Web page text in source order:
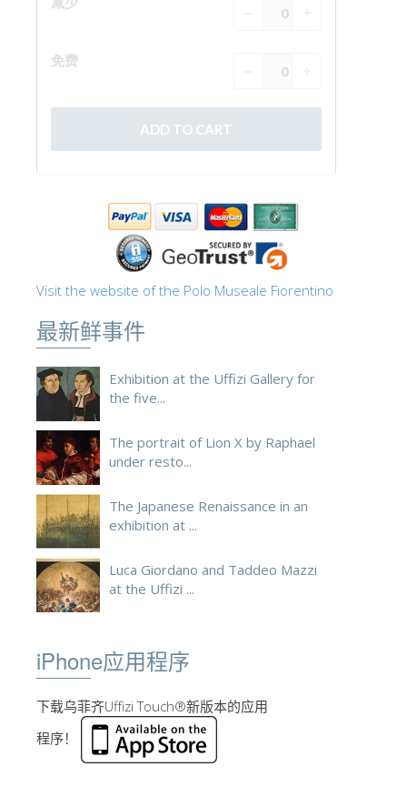
中文
DEUTSCH
ESPAÑOL
Visit the website of the Polo Museale Fiorentino
最新鲜事件
Exhibition at the Uffizi Gallery for
the five...
The portrait of Lion X by Raphael
under resto...
The Japanese Renaissance in an
exhibition at ...
Luca Giordano and Taddeo Mazzi
at the Uffizi ...
iPhone应用程序
下载乌菲齐Uffizi Touch®新版本的应用
程序！